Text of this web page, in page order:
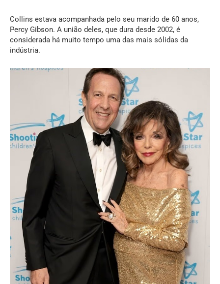
Collins estava acompanhada pelo seu marido de 60 anos,
Percy Gibson. A união deles, que dura desde 2002, é
considerada há muito tempo uma das mais sólidas da
indústria.